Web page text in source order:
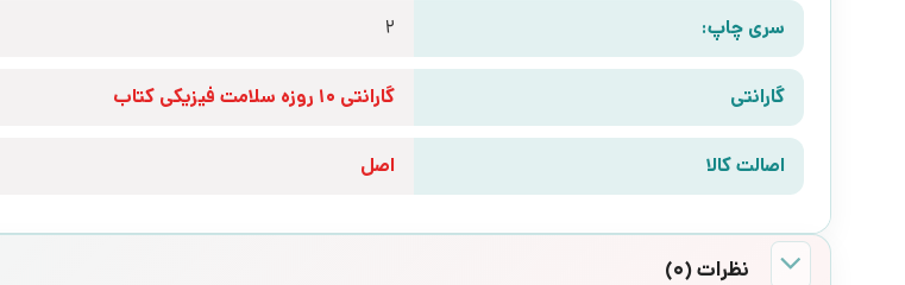
سری چاپ: 2
گارانتی گارانتی 10 روزه سلامت فیزیکی کتاب
اصالت کالا اصل
نظرات (0)